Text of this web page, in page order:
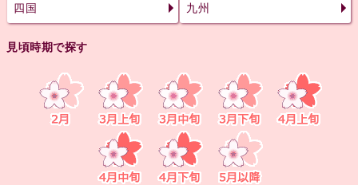
四国 九州
見頃時期で探す